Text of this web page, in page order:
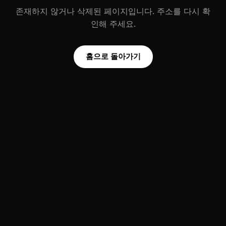
존재하지 않거나 삭제된 페이지입니다. 주소를 다시 확
인해 주세요.
홈으로 돌아가기